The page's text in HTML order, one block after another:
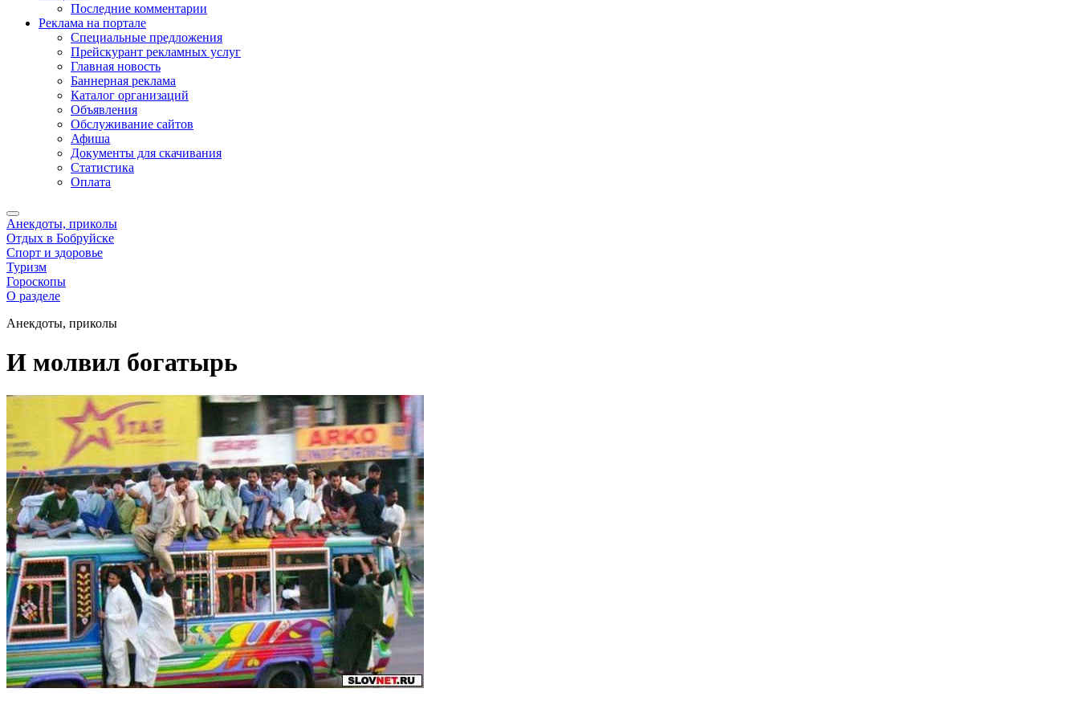
Последние комментарии
Реклама на портале
Специальные предложения
Прейскурант рекламных услуг
Главная новость
Баннерная реклама
Каталог организаций
Объявления
Обслуживание сайтов
Афиша
Документы для скачивания
Статистика
Оплата
Анекдоты, приколы
Отдых в Бобруйске
Спорт и здоровье
Туризм
Гороскопы
О разделе
Анекдоты, приколы
И молвил богатырь